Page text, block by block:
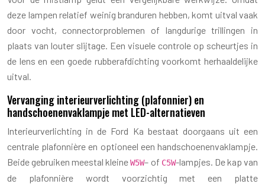
deze lampen relatief weinig branduren hebben, komt uitval vaak
door vocht, connectorproblemen of langdurige trillingen in
plaats van louter slijtage. Een visuele controle op scheurtjes in
de lens en een goede rubberafdichting voorkomt herhaaldelijke
uitval.
Vervanging interieurverlichting (plafonnier) en
handschoenenvaklampje met LED-alternatieven
Interieurverlichting in de Ford Ka bestaat doorgaans uit een
centrale plafonnière en optioneel een handschoenenvaklampje.
Beide gebruiken meestal kleineW5W– of C5W-lampjes. De kap van
de plafonnière wordt voorzichtig met een platte